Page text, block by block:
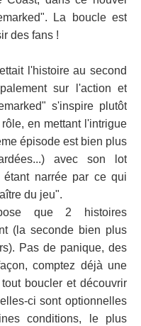
La boucle est
des fans !
l'histoire au second
sur l'action et
s'inspire plutôt
en mettant l'intrigue
épisode est bien plus
avec son lot
narrée par ce qui
du jeu".
que 2 histoires
(la seconde bien plus
Pas de panique, des
comptez déjà une
boucler et découvrir
ci sont optionnelles
conditions, le plus